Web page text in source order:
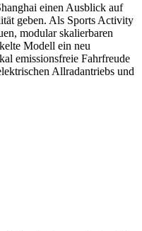
einen Ausblick auf
geben. Als Sports Activity
modular skalierbaren
Modell ein neu
emissionsfreie Fahrfreude
Allradantriebs und